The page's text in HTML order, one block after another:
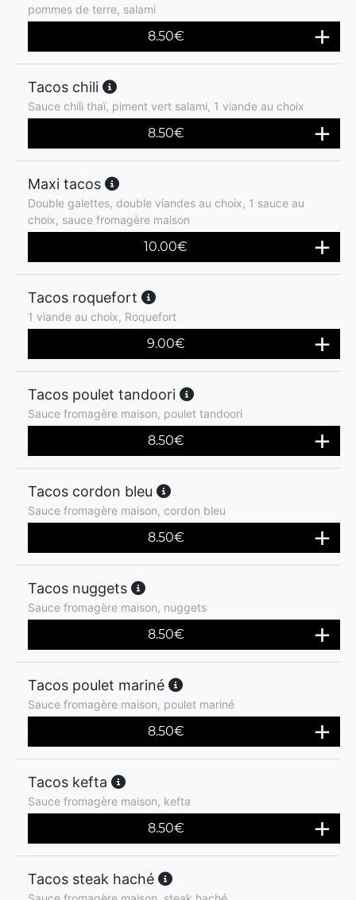
pommes de terre, salami
8.50€
Tacos chili
Sauce chili thaï, piment vert salami, 1 viande au choix
8.50€
Maxi tacos
Double galettes, double viandes au choix, 1 sauce au
choix, sauce fromagère maison
10.00€
Tacos roquefort
1 viande au choix, Roquefort
9.00€
Tacos poulet tandoori
Sauce fromagère maison, poulet tandoori
8.50€
Tacos cordon bleu
Sauce fromagère maison, cordon bleu
8.50€
Tacos nuggets
Sauce fromagère maison, nuggets
8.50€
Tacos poulet mariné
Sauce fromagère maison, poulet mariné
8.50€
Tacos kefta
Sauce fromagère maison, kefta
8.50€
Tacos steak haché